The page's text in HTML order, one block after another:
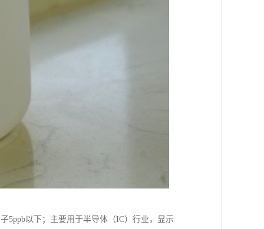
5ppb以下；主要用于半导体（IC）行业，显示